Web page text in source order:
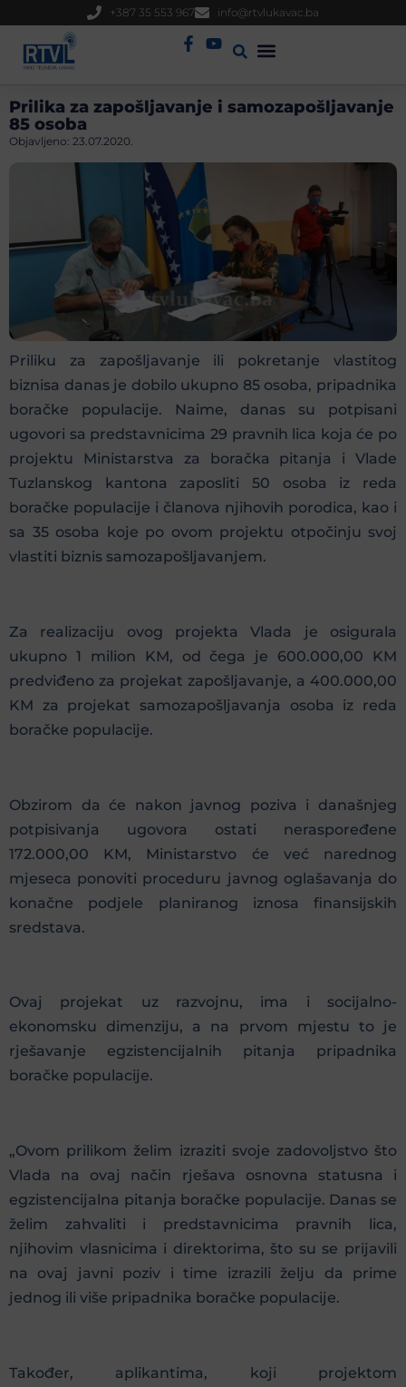
+387 35 553 967 info@rtvlukavac.ba
Prilika za zapošljavanje i samozapošljavanje
85 osoba
Objavljeno: 23.07.2020.
Priliku za zapošljavanje ili pokretanje vlastitog
biznisa danas je dobilo ukupno 85 osoba, pripadnika
boračke populacije. Naime, danas su potpisani
ugovori sa predstavnicima 29 pravnih lica koja će po
projektu Ministarstva za boračka pitanja i Vlade
Tuzlanskog kantona zaposliti 50 osoba iz reda
boračke populacije i članova njihovih porodica, kao i
sa 35 osoba koje po ovom projektu otpočinju svoj
vlastiti biznis samozapošljavanjem.
Za realizaciju ovog projekta Vlada je osigurala
ukupno 1 milion KM, od čega je 600.000,00 KM
predviđeno za projekat zapošljavanje, a 400.000,00
KM za projekat samozapošljavanja osoba iz reda
boračke populacije.
Obzirom da će nakon javnog poziva i današnjeg
potpisivanja ugovora ostati neraspoređene
172.000,00 KM, Ministarstvo će već narednog
mjeseca ponoviti proceduru javnog oglašavanja do
konačne podjele planiranog iznosa finansijskih
sredstava.
Ovaj projekat uz razvojnu, ima i socijalno-
ekonomsku dimenziju, a na prvom mjestu to je
rješavanje egzistencijalnih pitanja pripadnika
boračke populacije.
„Ovom prilikom želim izraziti svoje zadovoljstvo što
Vlada na ovaj način rješava osnovna statusna i
egzistencijalna pitanja boračke populacije. Danas se
želim zahvaliti i predstavnicima pravnih lica,
njihovim vlasnicima i direktorima, što su se prijavili
na ovaj javni poziv i time izrazili želju da prime
jednog ili više pripadnika boračke populacije.
Također, aplikantima, koji projektom